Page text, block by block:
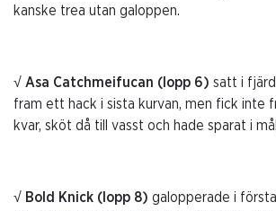
kanske trea utan galoppen.
√ Asa Catchmeifucan (lopp 6) satt i
fram ett hack i sista kurvan, men fick inte
kvar, sköt då till vasst och hade sparat i
√ Bold Knick (lopp 8) galopperade i